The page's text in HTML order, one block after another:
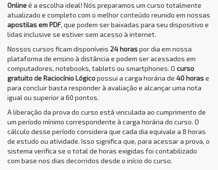
Onlineé a escolha ideal! Nós preparamos um curso totalmente
atualizado e completo com o melhor conteúdo reunido em nossas
apostilas em PDF, que podem ser baixadas para seu dispositivo e
lidas inclusive se estiver sem acesso à internet.
Nossos cursos ficam disponíveis 24 horaspor dia em nossa
plataforma de ensino à distância e podem ser acessados em
computadores, notebooks, tablets ou smartphones. O curso
gratuito de Raciocínio Lógicopossui a carga horária de 40 horase
para concluir basta responder à avaliação e alcançar uma nota
igual ou superior a 60 pontos.
A liberação da prova do curso está vinculada ao cumprimento de
um período mínimo correspondente à carga horária do curso. O
cálculo desse período considera que cada dia equivale a 8 horas
de estudo ou atividade. Isso significa que, para acessar a prova, o
sistema verifica se o total de horas exigidas foi contabilizado
com base nos dias decorridos desde o início do curso.